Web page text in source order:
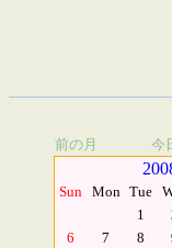
前の月 今
Sun Mon Tue
1
6
7 8